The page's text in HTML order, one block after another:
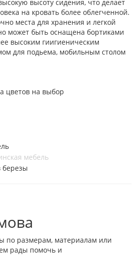
высоту сидения, что делает
на кровать более облегченной.
места для хранения и легкой
может быть оснащена бортиками
высоким гиигиеническим
для подьема, мобильным столом
цветов на выбор
мебель
березы
по размерам, материалам или
рады помочь и